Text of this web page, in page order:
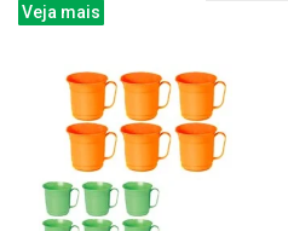
Veja mais